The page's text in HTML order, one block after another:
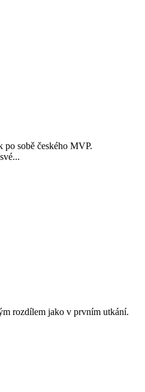
sobě českého MVP.
rozdílem jako v prvním utkání.